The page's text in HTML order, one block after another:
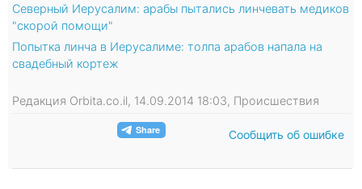
Северный Иерусалим: арабы пытались линчевать медиков
"скорой помощи"
Попытка линча в Иерусалиме: толпа арабов напала на
свадебный кортеж
Редакция Orbita.co.il, 14.09.2014 18:03, Происшествия
Сообщить об ошибке